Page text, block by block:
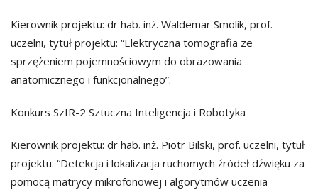
Kierownik projektu: dr hab. inż. Waldemar Smolik, prof.
uczelni, tytuł projektu: “Elektryczna tomografia ze
sprzężeniem pojemnościowym do obrazowania
anatomicznego i funkcjonalnego”.
Konkurs SzIR-2 Sztuczna Inteligencja i Robotyka
Kierownik projektu: dr hab. inż. Piotr Bilski, prof. uczelni, tytuł
projektu: “Detekcja i lokalizacja ruchomych źródeł dźwięku za
pomocą matrycy mikrofonowej i algorytmów uczenia